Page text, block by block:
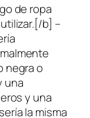
de ropa
b] –
negra o
una
y una
la misma